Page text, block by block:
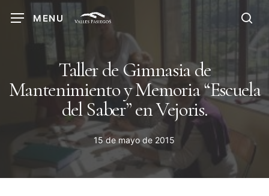
MENU
Taller de Gimnasia de
Mantenimiento y Memoria “Escuela
del Saber” en Vejoris.
15 de mayo de 2015